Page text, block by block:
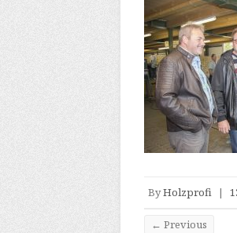
ByHolzprofi |
← Previous